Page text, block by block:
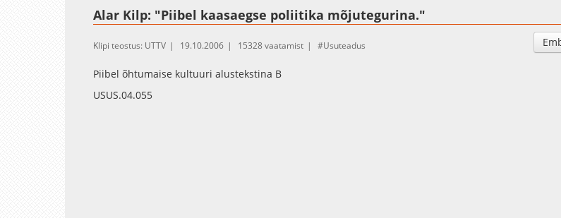
Alar Kilp: "Piibel kaasaegse poliitika mõjutegurina."
Klipi teostus: UTTV 19.10.2006 15328 vaatamist Usuteadus
Piibel õhtumaise kultuuri alustekstina B
USUS.04.055